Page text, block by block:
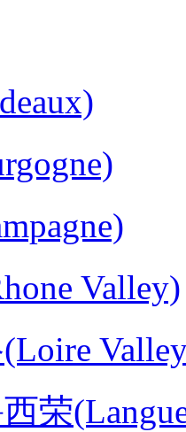
Valley)
荣